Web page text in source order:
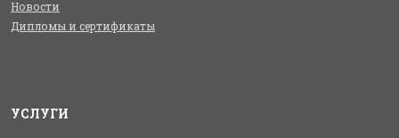
Новости
Дипломы и сертификаты
УСЛУГИ